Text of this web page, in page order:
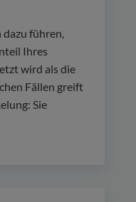
führen,
Ihres
wird als die
Fällen greift
Sie